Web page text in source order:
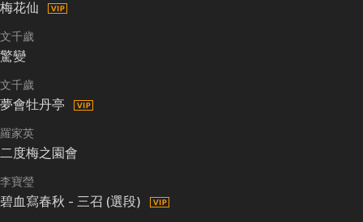
梅花仙
文千歲
驚變
文千歲
夢會牡丹亭
羅家英
二度梅之園會
李寶瑩
碧血寫春秋 - 三召 (選段)